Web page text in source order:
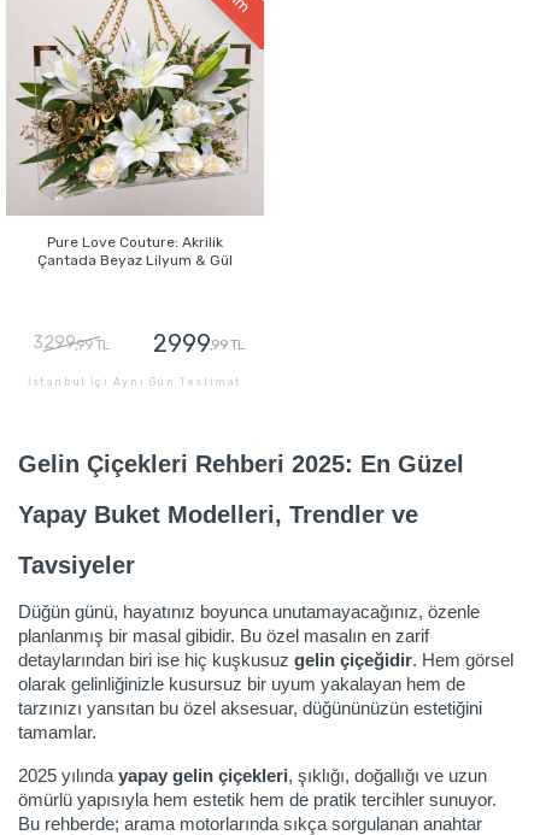
Pure Love Couture: Akrilik
Çantada Beyaz Lilyum & Gül
3299,99 TL 2999,99 TL
İstanbul İçi Aynı Gün Teslimat
Gelin Çiçekleri Rehberi 2025: En Güzel
Yapay Buket Modelleri, Trendler ve
Tavsiyeler
Düğün günü, hayatınız boyunca unutamayacağınız, özenle
planlanmış bir masal gibidir. Bu özel masalın en zarif
detaylarından biri ise hiç kuşkusuz gelin çiçeğidir. Hem görsel
olarak gelinliğinizle kusursuz bir uyum yakalayan hem de
tarzınızı yansıtan bu özel aksesuar, düğününüzün estetiğini
tamamlar.
2025 yılında yapay gelin çiçekleri, şıklığı, doğallığı ve uzun
ömürlü yapısıyla hem estetik hem de pratik tercihler sunuyor.
Bu rehberde; arama motorlarında sıkça sorgulanan anahtar